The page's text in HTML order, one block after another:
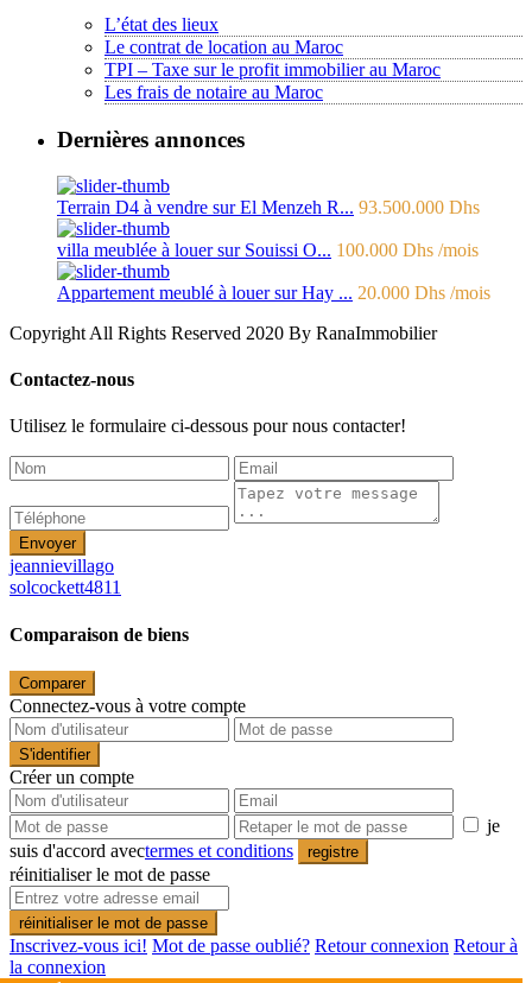
L’état des lieux
Le contrat de location au Maroc
TPI – Taxe sur le profit immobilier au Maroc
Les frais de notaire au Maroc
Dernières annonces
Terrain D4 à vendre sur El Menzeh R... 93.500.000 Dhs
villa meublée à louer sur Souissi O... 100.000 Dhs /mois
Appartement meublé à louer sur Hay ... 20.000 Dhs /mois
Copyright All Rights Reserved 2020 By RanaImmobilier
Contactez-nous
Utilisez le formulaire ci-dessous pour nous contacter!
Envoyer
jeannievillago
solcockett4811
Comparaison de biens
Comparer
Connectez-vous à votre compte
S'identifier
Créer un compte
je
suis d'accord avectermes et conditions registre
réinitialiser le mot de passe
réinitialiser le mot de passe
Inscrivez-vous ici! Mot de passe oublié? Retour connexion Retour à
la connexion